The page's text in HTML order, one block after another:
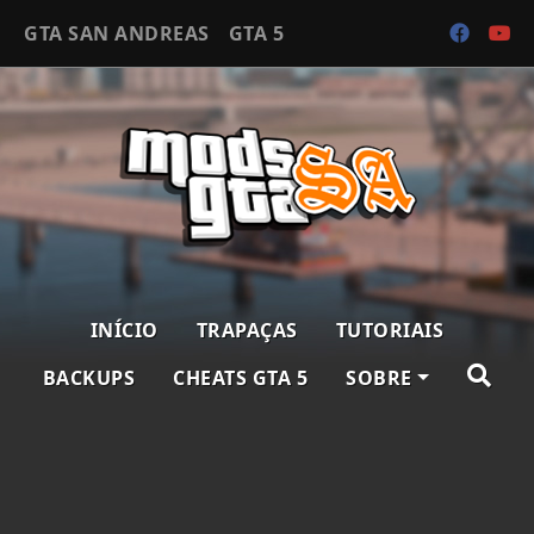
GTA SAN ANDREAS GTA 5
INÍCIO TRAPAÇAS
TUTORIAIS
BACKUPS
CHEATS GTA 5 SOBRE